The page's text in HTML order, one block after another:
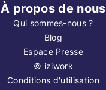
À propos de nous
Qui sommes-nous ?
Blog
Espace Presse
© iziwork
Conditions d'utilisation